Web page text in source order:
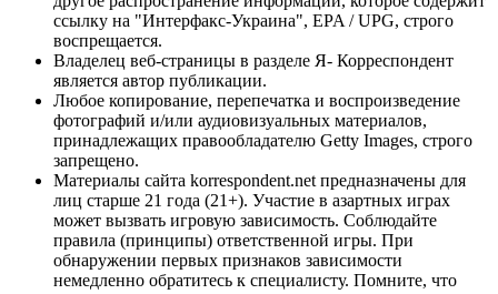
ссылку на "Интерфакс-Украина", EPA / UPG, строго
воспрещается.
Владелец веб-страницы в разделе Я- Корреспондент
является автор публикации.
Любое копирование, перепечатка и воспроизведение
фотографий и/или аудиовизуальных материалов,
принадлежащих правообладателю Getty Images, строго
запрещено.
Материалы сайта korrespondent.net предназначены для
лиц старше 21 года (21+). Участие в азартных играх
может вызвать игровую зависимость. Соблюдайте
правила (принципы) ответственной игры. При
обнаружении первых признаков зависимости
немедленно обратитесь к специалисту. Помните, что